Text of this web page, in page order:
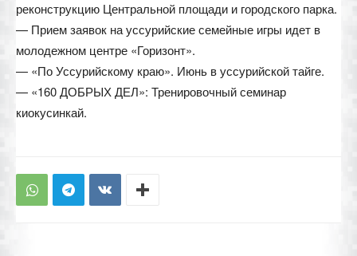
реконструкцию Центральной площади и городского парка.
— Прием заявок на уссурийские семейные игры идет в
молодежном центре «Горизонт».
— «По Уссурийскому краю». Июнь в уссурийской тайге.
— «160 ДОБРЫХ ДЕЛ»: Тренировочный семинар
киокусинкай.